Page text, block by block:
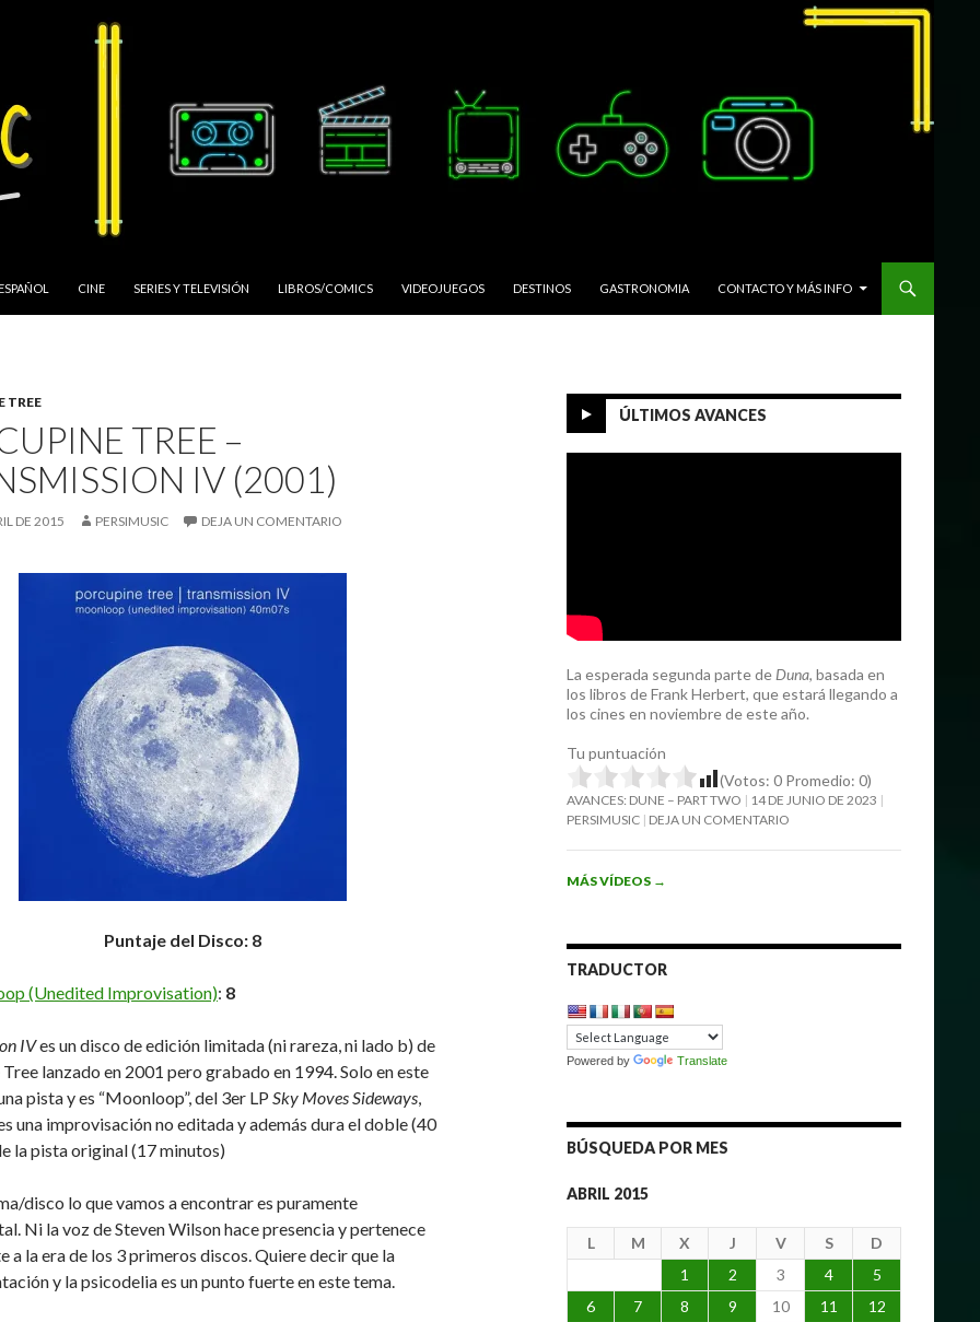
CINE SERIES Y TELEVISIÓN LIBROS/COMICS VIDEOJUEGOS DESTINOS GASTRONOMIA CONTACTO Y MÁS INFO
TREE
TREE –
IV (2001)
DE 2015 PERSIMUSIC DEJA UN COMENTARIO
Puntaje del Disco: 8
(Unedited Improvisation): 8
IVes un disco de edición limitada (ni rareza, ni lado b) de
lanzado en 2001 pero grabado en 1994. Solo en este
pista y es “Moonloop”, del 3er LP Sky Moves Sideways,
una improvisación no editada y además dura el doble (40
la pista original (17 minutos)
disco lo que vamos a encontrar es puramente
Ni la voz de Steven Wilson hace presencia y pertenece
a la era de los 3 primeros discos. Quiere decir que la
y la psicodelia es un punto fuerte en este tema.
ÚLTIMOS AVANCES
La esperada segunda parte de Duna, basada en
los libros de Frank Herbert, que estará llegando a
los cines en noviembre de este año.
Tu puntuación
(Votos: 0 Promedio: 0)
AVANCES: DUNE – PART TWO
14 DE JUNIO DE 2023
PERSIMUSIC DEJA UN COMENTARIO
MÁS VÍDEOS →
TRADUCTOR
Powered by Translate
BÚSQUEDA POR MES
ABRIL 2015
L M X J V S
D
1
2 3 4
5
6
7 8 9 10 11
12